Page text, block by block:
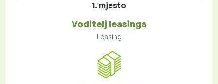
1. mjesto
Voditelj leasinga
Leasing